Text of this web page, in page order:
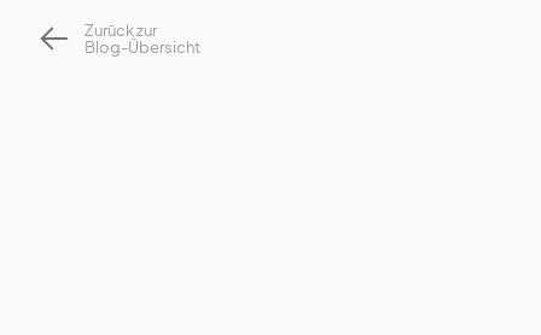
Zurück zur
Blog-Übersicht